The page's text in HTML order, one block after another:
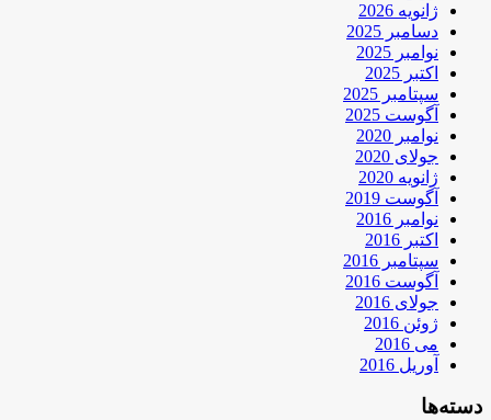
ژانویه 2026
دسامبر 2025
نوامبر 2025
اکتبر 2025
سپتامبر 2025
آگوست 2025
نوامبر 2020
جولای 2020
ژانویه 2020
آگوست 2019
نوامبر 2016
اکتبر 2016
سپتامبر 2016
آگوست 2016
جولای 2016
ژوئن 2016
می 2016
آوریل 2016
دسته‌ها